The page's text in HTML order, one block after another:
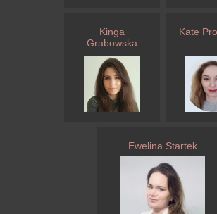
Kinga
Grabowska
Kate
Ewelina Startek